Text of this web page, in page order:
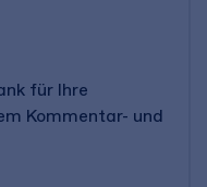
für Ihre
Kommentar- und